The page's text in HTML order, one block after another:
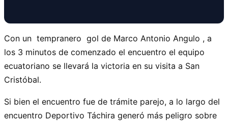
Con un tempranero gol de Marco Antonio Angulo , a
los 3 minutos de comenzado el encuentro el equipo
ecuatoriano se llevará la victoria en su visita a San
Cristóbal.
Si bien el encuentro fue de trámite parejo, a lo largo del
encuentro Deportivo Táchira generó más peligro sobre